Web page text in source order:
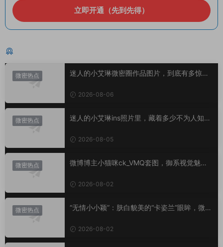
立即开通（先到先得）
微密热点
迷人的小艾琳微密圈作品图片，到底有多惊
2026-08-06
微密热点
迷人的小艾琳ins照片里，藏着多少不为人知的
2026-08-05
微密热点
微博博主小猫咪ck_VMQ套图，御系视觉魅力
2026-08-02
微密热点
“无情小小颖”：肤白貌美的“卡姿兰”眼眸，微密
2026-08-02